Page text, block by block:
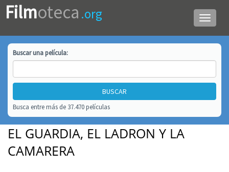
Menú
de
Filmoteca .org
Buscar unapelícula:
Busca entre más de 37.470 películas
EL GUARDIA, EL LADRON Y LA
CAMARERA